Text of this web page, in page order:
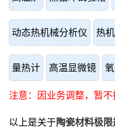
动态热机械分析仪 热
量热计 高温显微镜
注意：因业务调整，暂不
以上是关于陶瓷材料极